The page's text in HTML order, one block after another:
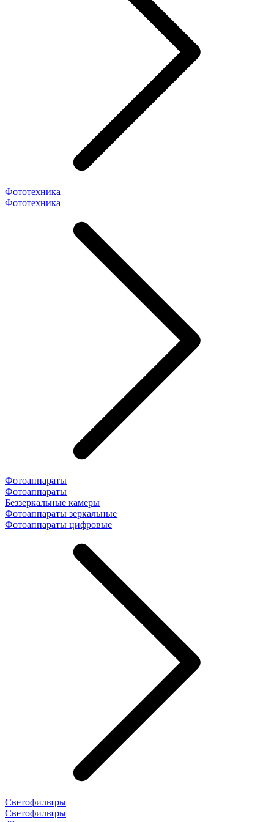
Фототехника
Фототехника
Фотоаппараты
Фотоаппараты
Беззеркальные камеры
Фотоаппараты зеркальные
Фотоаппараты цифровые
Светофильтры
Светофильтры